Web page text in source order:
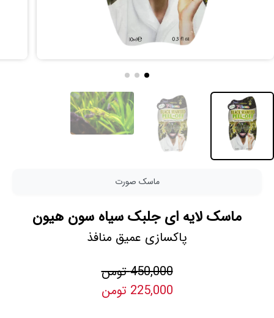
ماسک صورت
ماسک لایه ای جلبک سیاه سون هیون
پاکسازی عمیق منافذ
450,000 تومن
225,000 تومن